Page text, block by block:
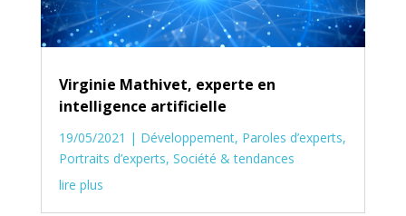
Virginie Mathivet, experte en
intelligence artificielle
19/05/2021 | Développement, Paroles d’experts,
Portraits d’experts, Société & tendances
lire plus